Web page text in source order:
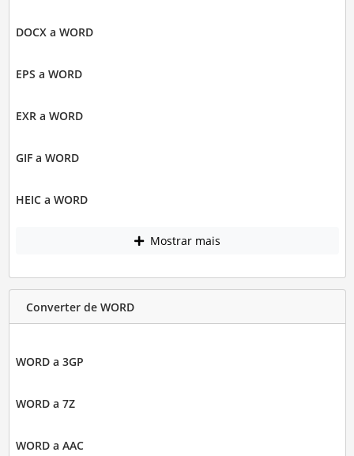
DOCX a WORD
EPS a WORD
EXR a WORD
GIF a WORD
HEIC a WORD
Mostrar mais
Converter de WORD
WORD a 3GP
WORD a 7Z
WORD a AAC